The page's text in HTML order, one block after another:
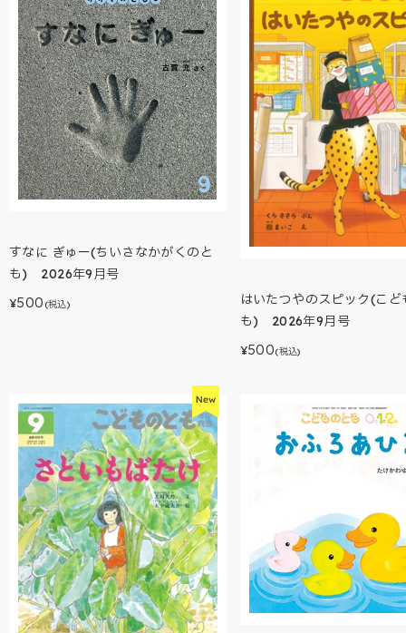
すなに ぎゅー(ちいさなかがくのと
も) 2026年9月号
¥500 (税込)
はいたつやのスピック(こど
も) 2026年9月号
¥500(税込)